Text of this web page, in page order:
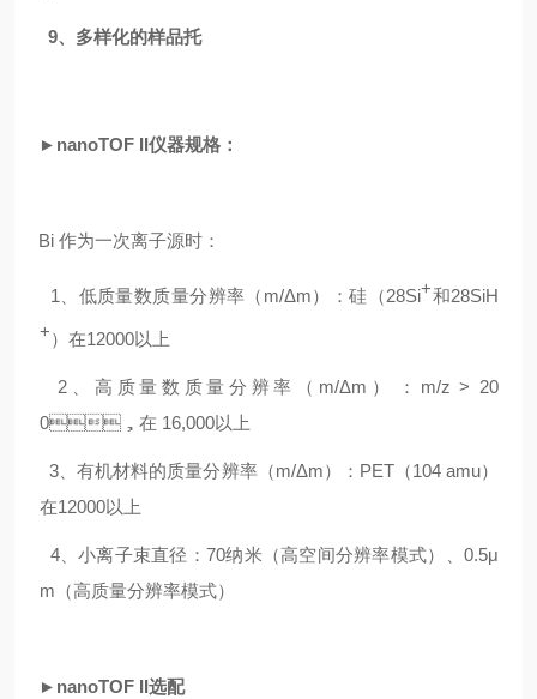
9、多样化的样品托
►nanoTOF II仪器规格：
Bi 作为一次离子源时：
1、低质量数质量分辨率（m/Δm）：硅（28Si+和28SiH
+）在12000以上
2、高质量数质量分辨率（m/Δm）：m/z > 20
0，在 16,000以上
3、有机材料的质量分辨率（m/Δm）：PET（104 amu）
在12000以上
4、小离子束直径：70纳米（高空间分辨率模式）、0.5μ
m（高质量分辨率模式）
►nanoTOF II选配